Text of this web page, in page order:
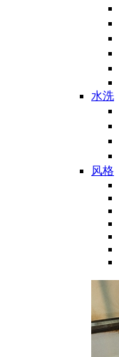
水洗
风格